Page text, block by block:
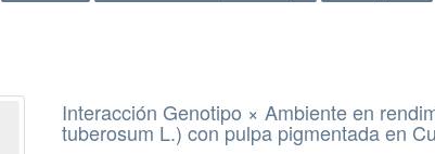
Interacción Genotipo × Ambiente en
tuberosum L.) con pulpa pigmentada en